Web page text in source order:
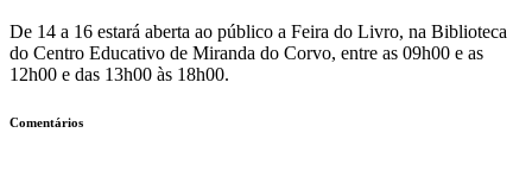
De 14 a 16 estará aberta ao público a Feira do Livro, na Biblioteca
do Centro Educativo de Miranda do Corvo, entre as 09h00 e as
12h00 e das 13h00 às 18h00.
Comentários